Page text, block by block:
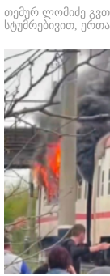
თემურ ლომიძე
სტუმრებივით,